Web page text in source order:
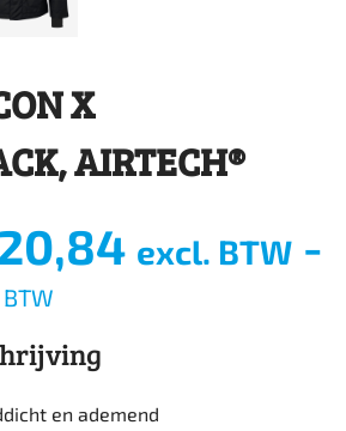
X
AIRTECH®
Huidige
prijs
excl. BTW -
en ademend